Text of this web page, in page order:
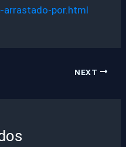
arrastado-por.html
NEXT